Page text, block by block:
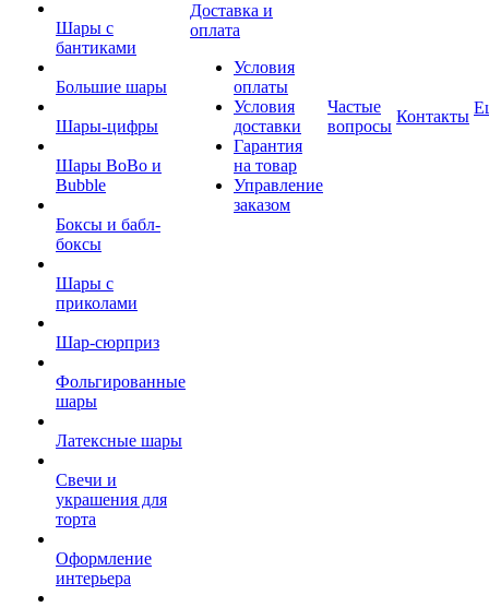
Шары с
бантиками
Большие шары
Шары-цифры
Шары BoBo и
Bubble
Боксы и бабл-
боксы
Шары с
приколами
Шар-сюрприз
Фольгированные
шары
Латексные шары
Свечи и
украшения для
торта
Оформление
интерьера
Доставка и
оплата
Условия
оплаты
Условия
доставки
Гарантия
на товар
Управление
заказом
Частые
вопросы
Контакты